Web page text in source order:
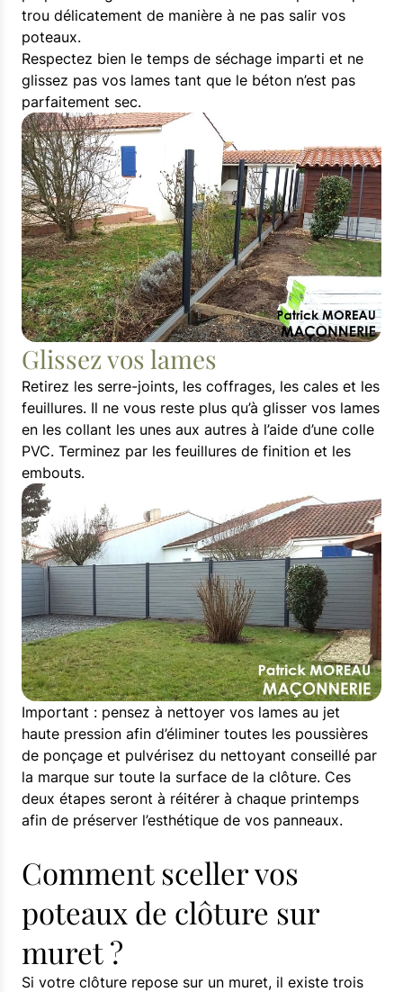
trou délicatement de manière à ne pas salir vos
poteaux.
Respectez bien le temps de séchage imparti et ne
glissez pas vos lames tant que le béton n’est pas
parfaitement sec.
Glissez vos lames
Retirez les serre-joints, les coffrages, les cales et les
feuillures. Il ne vous reste plus qu’à glisser vos lames
en les collant les unes aux autres à l’aide d’une colle
PVC. Terminez par les feuillures de finition et les
embouts.
Important : pensez à nettoyer vos lames au jet
haute pression afin d’éliminer toutes les poussières
de ponçage et pulvérisez du nettoyant conseillé par
la marque sur toute la surface de la clôture. Ces
deux étapes seront à réitérer à chaque printemps
afin de préserver l’esthétique de vos panneaux.
Comment sceller vos
poteaux de clôture sur
muret ?
Si votre clôture repose sur un muret, il existe trois